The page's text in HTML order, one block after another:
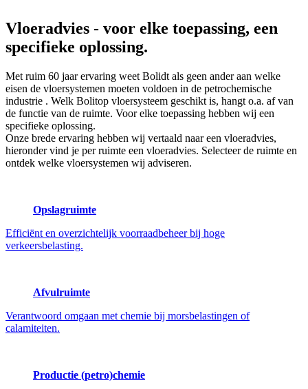
Vloeradvies - voor elke toepassing, een
specifieke oplossing.
Met ruim 60 jaar ervaring weet Bolidt als geen ander aan welke
eisen de vloersystemen moeten voldoen in de petrochemische
industrie . Welk Bolitop vloersysteem geschikt is, hangt o.a. af van
de functie van de ruimte. Voor elke toepassing hebben wij een
specifieke oplossing.
Onze brede ervaring hebben wij vertaald naar een vloeradvies,
hieronder vind je per ruimte een vloeradvies. Selecteer de ruimte en
ontdek welke vloersystemen wij adviseren.
Opslagruimte
Efficiënt en overzichtelijk voorraadbeheer bij hoge
verkeersbelasting.
Afvulruimte
Verantwoord omgaan met chemie bij morsbelastingen of
calamiteiten.
Productie (petro)chemie